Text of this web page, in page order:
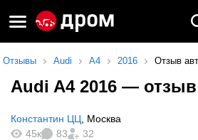
Отзывы Audi A4 2016 Отзыв
Audi A4 2016 — отзыв
Константин ЦЦ
Москва
45к
83 32